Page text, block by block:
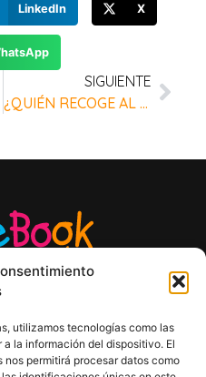
utilizamos tecnologías como las
la información del dispositivo. El
permitirá procesar datos como
LinkedIn X
SIGUIENTE
¿QUIÉN RECOGE AL NIÑO? REFUERZA LA SEGURIDAD DE TU CENTRO INFANTIL CON PEKEBOOK
LEGAL